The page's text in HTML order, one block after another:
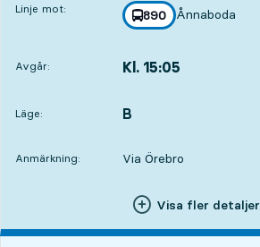
Linje mot: linje
890
mot
Ånnaboda
,
Avgår: Kl. 15:05
Läge:
LÄGE, B
,
Anmärkning: Via Örebro
Visa fler detaljer